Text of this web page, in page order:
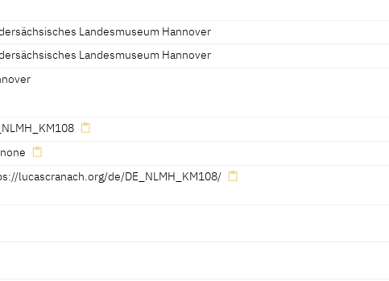
VESTRA"
Siegel:
"Kest.Mus 108"
Landesmuseum Hannover
Landesmuseum Hannover
lucascranach.org/de/DE_NLMH_KM108/